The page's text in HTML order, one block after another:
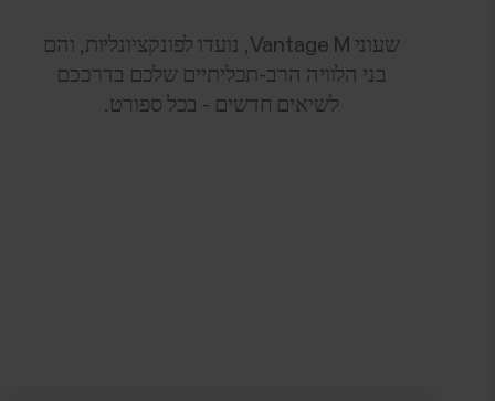
שעוני Vantage M, נועדו לפונקציונליות, והם
בני הלוויה הרב-תכליתיים שלכם בדרככם
לשיאים חדשים - בכל ספורט.